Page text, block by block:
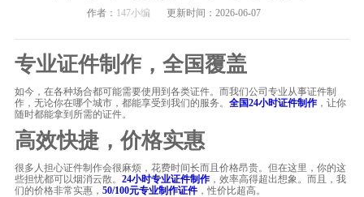
作者： 147小编 更新时间：2026-06-07
专业证件制作，全国覆盖
如今，在各种场合都可能需要使用到各类证件。而我们公司专业从事证件制
作，无论你在哪个城市，都能享受到我们的服务。 全国24小时证件制作，让你
随时都能拿到所需的证件。
高效快捷，价格实惠
很多人担心证件制作会很麻烦，花费时间长而且价格昂贵。但在这里，你的这
些担忧都可以烟消云散。 24小时专业证件制作，效率高得超出想象。而且，我
们的价格非常实惠， 50/100元专业制作证件，性价比超高。